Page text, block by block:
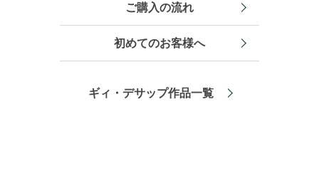
ご購入の流れ
初めてのお客様へ
ギィ・デサップ作品一覧